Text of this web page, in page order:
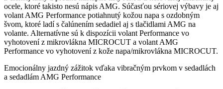
ocele, ktoré takisto nesú nápis AMG. Súčasťou sériovej výbavy je aj
volant AMG Performance potiahnutý kožou napa s ozdobným
švom, ktoré ladí s čalúnením sedadiel aj s tlačidlami AMG na
volante. Alternatívne sú k dispozícii volant Performance vo
vyhotovení z mikrovlákna MICROCUT a volant AMG
Performance vo vyhotovení z kože napa/mikrovlákna MICROCUT.
Emocionálny jazdný zážitok vďaka vibračným prvkom v sedadlách
a sedadlám AMG Performance